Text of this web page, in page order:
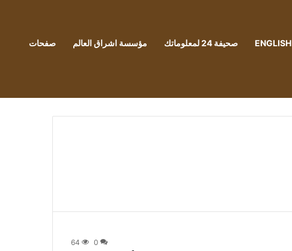
ENGLISH صحيفة 24 لمعلوماتك مؤسسة اشراق العالم صفحات
0
64